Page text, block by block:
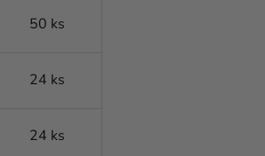
50 ks
24 ks
24 ks